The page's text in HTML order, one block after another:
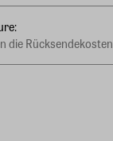
die Rücksendekosten